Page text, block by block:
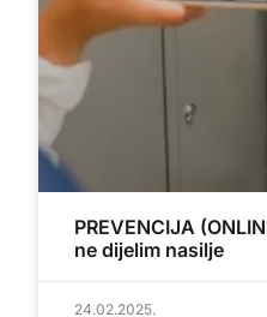
PREVENCIJA
ne dijelim nasilje
24.02.2025.